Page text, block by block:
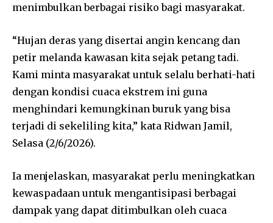
menimbulkan berbagai risiko bagi masyarakat.
“Hujan deras yang disertai angin kencang dan
petir melanda kawasan kita sejak petang tadi.
Kami minta masyarakat untuk selalu berhati-hati
dengan kondisi cuaca ekstrem ini guna
menghindari kemungkinan buruk yang bisa
terjadi di sekeliling kita,” kata Ridwan Jamil,
Selasa (2/6/2026).
Ia menjelaskan, masyarakat perlu meningkatkan
kewaspadaan untuk mengantisipasi berbagai
dampak yang dapat ditimbulkan oleh cuaca